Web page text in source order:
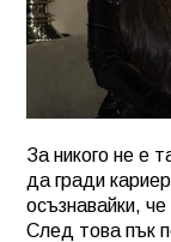
За никого не е
да гради
осъзнавайки, че
След това пък